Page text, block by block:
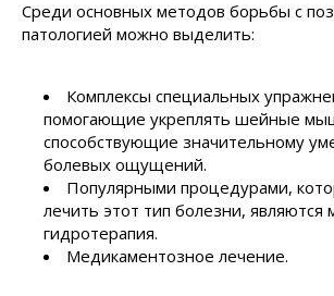
Среди основных методов борьбы с
патологией можно выделить:
Комплексы специальных
помогающие укреплять шейные
способствующие значительному
болевых ощущений.
Популярными процедурами,
лечить этот тип болезни, являются
гидротерапия.
Медикаментозное лечение.